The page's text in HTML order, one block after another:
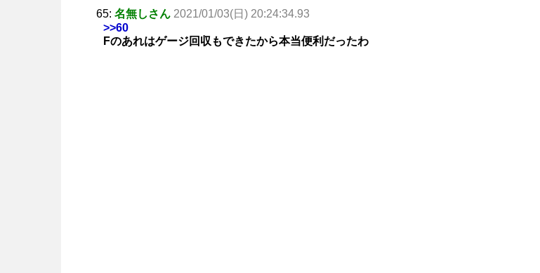
65: 名無しさん 2021/01/03(日) 20:24:34.93
>>60
Fのあれはゲージ回収もできたから本当便利だったわ